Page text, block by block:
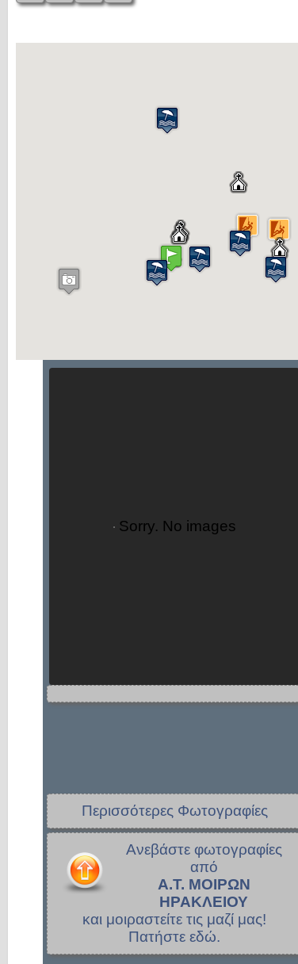
Sorry. No images
Περισσότερες Φωτογραφίες
Ανεβάστε φωτογραφίες
από
Α.Τ. ΜΟΙΡΩΝ
ΗΡΑΚΛΕΙΟΥ
και μοιραστείτε τις μαζί μας!
Πατήστε εδώ.